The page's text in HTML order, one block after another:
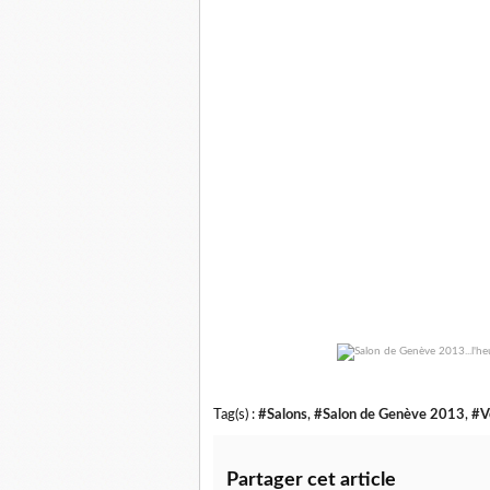
Tag(s) : #Salons, #Salon de Genève 2013,
Partager cet article